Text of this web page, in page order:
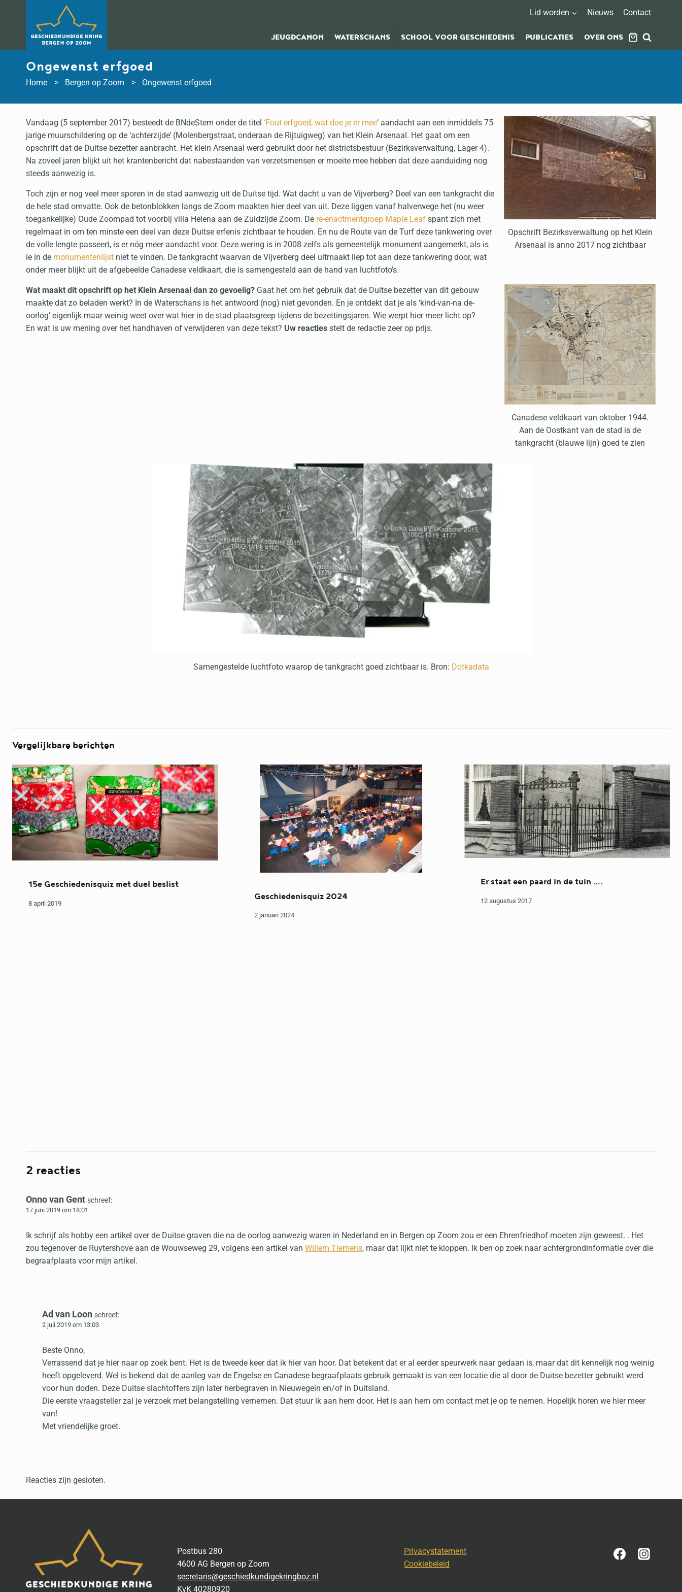
Lid worden Nieuws Contact
JEUGDCANON WATERSCHANS SCHOOL VOOR GESCHIEDENIS PUBLICATIES OVER ONS
Ongewenst erfgoed
Home Bergen op Zoom Ongewenst erfgoed
Opschrift Bezirksverwaltung op het Klein
Arsenaal is anno 2017 nog zichtbaar
Vandaag (5 september 2017) besteedt de BNdeStem onder de titel ‘Fout erfgoed, wat doe je er mee‘ aandacht aan een inmiddels 75
jarige muurschildering op de ‘achterzijde’ (Molenbergstraat, onderaan de Rijtuigweg) van het Klein Arsenaal. Het gaat om een
opschrift dat de Duitse bezetter aanbracht. Het klein Arsenaal werd gebruikt door het districtsbestuur (Bezirksverwaltung, Lager 4).
Na zoveel jaren blijkt uit het krantenbericht dat nabestaanden van verzetsmensen er moeite mee hebben dat deze aanduiding nog
steeds aanwezig is.
Toch zijn er nog veel meer sporen in de stad aanwezig uit de Duitse tijd. Wat dacht u van de Vijverberg? Deel van een tankgracht die
de hele stad omvatte. Ook de betonblokken langs de Zoom maakten hier deel van uit. Deze liggen vanaf halverwege het (nu weer
toegankelijke) Oude Zoompad tot voorbij villa Helena aan de Zuidzijde Zoom. De re-enactmentgroep Maple Leaf spant zich met
regelmaat in om ten minste een deel van deze Duitse erfenis zichtbaar te houden. En nu de Route van de Turf deze tankwering over
de volle lengte passeert, is er nóg meer aandacht voor. Deze wering is in 2008 zelfs als gemeentelijk monument aangemerkt, als is
ie in de monumentenlijst niet te vinden. De tankgracht waarvan de Vijverberg deel uitmaakt liep tot aan deze tankwering door, wat
onder meer blijkt uit de afgebeelde Canadese veldkaart, die is samengesteld aan de hand van luchtfoto’s.
Canadese veldkaart van oktober 1944.
Aan de Oostkant van de stad is de
tankgracht (blauwe lijn) goed te zien
Wat maakt dit opschrift op het Klein Arsenaal dan zo gevoelig? Gaat het om het gebruik dat de Duitse bezetter van dit gebouw
maakte dat zo beladen werkt? In de Waterschans is het antwoord (nog) niet gevonden. En je ontdekt dat je als ‘kind-van-na de-
oorlog’ eigenlijk maar weinig weet over wat hier in de stad plaatsgreep tijdens de bezettingsjaren. Wie werpt hier meer licht op?
En wat is uw mening over het handhaven of verwijderen van deze tekst? Uw reacties stelt de redactie zeer op prijs.
Samengestelde luchtfoto waarop de tankgracht goed zichtbaar is. Bron: Dotkadata
Vergelijkbare berichten
15e Geschiedenisquiz met duel beslist
8 april 2019
Geschiedenisquiz 2024
2 januari 2024
Er staat een paard in de tuin ….
12 augustus 2017
2 reacties
Onno van Gent schreef:
17 juni 2019 om 18:01
Ik schrijf als hobby een artikel over de Duitse graven die na de oorlog aanwezig waren in Nederland en in Bergen op Zoom zou er een Ehrenfriedhof moeten zijn geweest. . Het
zou tegenover de Ruytershove aan de Wouwseweg 29, volgens een artikel van Willem Tiemens, maar dat lijkt niet te kloppen. Ik ben op zoek naar achtergrondinformatie over die
begraafplaats voor mijn artikel.
Ad van Loon schreef:
2 juli 2019 om 13:03
Beste Onno,
Verrassend dat je hier naar op zoek bent. Het is de tweede keer dat ik hier van hoor. Dat betekent dat er al eerder speurwerk naar gedaan is, maar dat dit kennelijk nog weinig
heeft opgeleverd. Wel is bekend dat de aanleg van de Engelse en Canadese begraafplaats gebruik gemaakt is van een locatie die al door de Duitse bezetter gebruikt werd
voor hun doden. Deze Duitse slachtoffers zijn later herbegraven in Nieuwegein en/of in Duitsland.
Die eerste vraagsteller zal je verzoek met belangstelling vernemen. Dat stuur ik aan hem door. Het is aan hem om contact met je op te nemen. Hopelijk horen we hier meer
van!
Met vriendelijke groet.
Reacties zijn gesloten.
Postbus 280
4600 AG Bergen op Zoom
secretaris@geschiedkundigekringboz.nl
KvK 40280920
Privacystatement
Cookiebeleid